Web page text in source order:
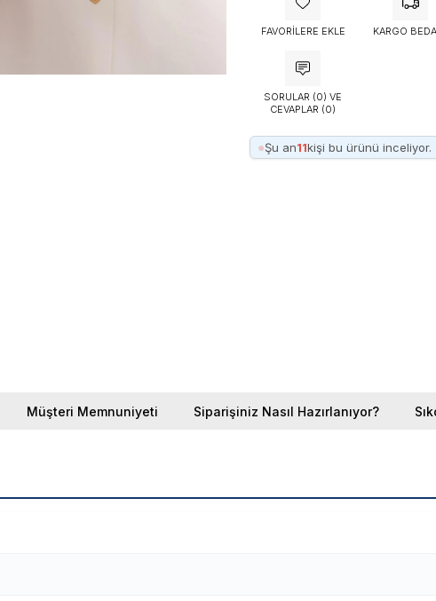
FAVORILERE EKLE KARGO
SORULAR (0) VE
CEVAPLAR (0)
●Şu an11kişi bu ürünü inceliyor.
Müşteri Memnuniyeti Siparişiniz Nasıl Hazırlanıyor?